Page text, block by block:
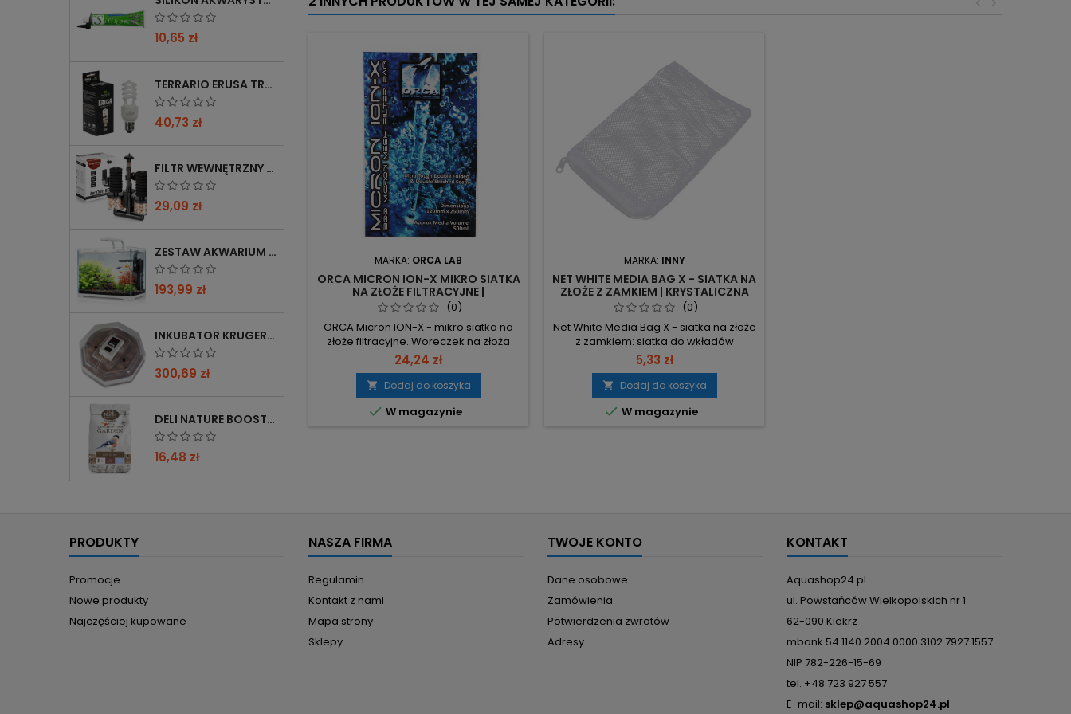
10,65 zł
TERRARIO ERUSA TROPICAL UVB 5.0 ŻARÓWKA SPIRALNA 13W - IDEALNA DO TROPIKALNYCH TERRARIÓW
40,73 zł
FILTR WEWNĘTRZNY GĄBKOWY KRUGER MEIER AEROTWIN BIO S Z BIOFILTRACJĄ
29,09 zł
ZESTAW AKWARIUM KRUGER MEIER SHRIMP!ONE PRO 50 25 L DLA KREWETEK
193,99 zł
INKUBATOR KRUGER MEIER PROLEXOR 60 NA 60 JAJ Z TERMOSTATEM
300,69 zł
DELI NATURE BOOSTER MIX 850G - PRZYCIĄGA PTAKI ZIMĄ, BOGATY W WITAMINY
16,48 zł
MARKA: ORCA LAB
ORCA MICRON ION-X MIKRO SIATKA
NA ZŁOŻE FILTRACYJNE |
KRYSTALICZNA WODA
(0)
ORCA Micron ION-X - mikro siatka na
złoże filtracyjne. Woreczek na złoża
sypkie z mikrosiatką i zamknięciem na
rzep. Oczko siatki 200 μm (0,2 mm) –
pozwala używać bardzo drobnych
wkładów filtracyjnych (np. Organ‑Ex,
Diamond Carbon, Rowa Carbon).
24,24 zł
 Dodaj do koszyka
 W magazynie
MARKA: INNY
NET WHITE MEDIA BAG X - SIATKA NA
ZŁOŻE Z ZAMKIEM | KRYSTALICZNA
WODA
(0)
Net White Media Bag X - siatka na złoże
z zamkiem: siatka do wkładów
filtracyjnych, umożliwia kontrolę
położenia złoża i szybkie wyjęcie
wkładu. Oczko 2x2 mm – pozwala na
stosowanie bardzo drobnych
materiałów filtracyjnych. Wymiary 15×20
5,33 zł
 Dodaj do koszyka
 W magazynie
PRODUKTY
Promocje
Nowe produkty
Najczęściej kupowane
NASZA FIRMA
Regulamin
Kontakt z nami
Mapa strony
Sklepy
TWOJE KONTO
Dane osobowe
Zamówienia
Potwierdzenia zwrotów
Adresy
KONTAKT
Aquashop24.pl
ul. Powstańców Wielkopolskich nr 1
62-090 Kiekrz
mbank 54 1140 2004 0000 3102 7927 1557
NIP 782-226-15-69
tel. +48 723 927 557
E-mail: sklep@aquashop24.pl